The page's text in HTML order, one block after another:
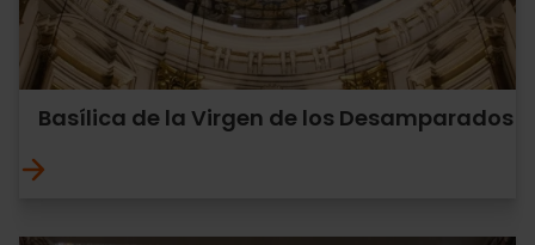
Basílica de la Virgen de los Desamparados